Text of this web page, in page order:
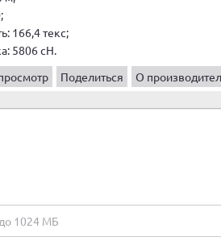
166,4 текс;
5806 сН.
Поделиться О
до 1024 МБ